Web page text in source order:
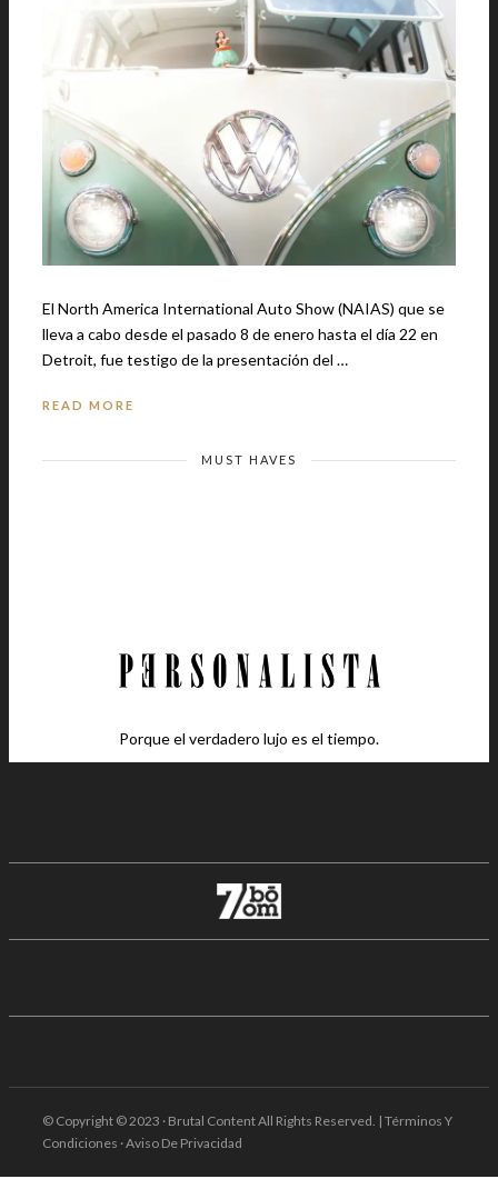
El North America International Auto Show (NAIAS) que se
lleva a cabo desde el pasado 8 de enero hasta el día 22 en
Detroit, fue testigo de la presentación del …
READ MORE
MUST HAVES
Porque el verdadero lujo es el tiempo.
© Copyright © 2023 · Brutal Content All Rights Reserved. | Términos Y
Condiciones · Aviso De Privacidad